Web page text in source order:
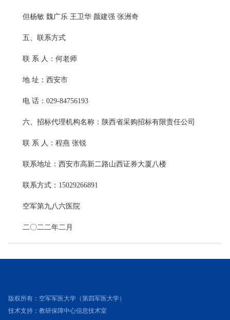
但杨敏 魏广乐 王卫华 颜建强 张洲奇
五、联系方式
联 系 人：何老师
地 址：西安市
电 话：029-84756193
六、招标代理机构名称：陕西省采购招标有限责任公司
联 系 人：程燕 张锐
联系地址：西安市高新二路山西证券大厦八楼
联系方式：15029266891
空军第九八六医院
二〇二二年二月
版权所有：空军军医大学（第四军医大学）
技术支持：教研保障中心信息技术室